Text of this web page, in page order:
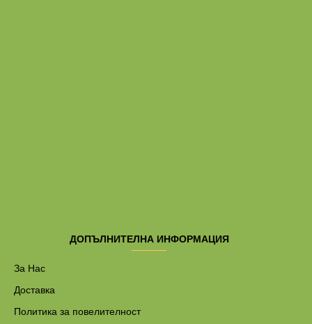
ДОПЪЛНИТЕЛНА ИНФОРМАЦИЯ
За Нас
Доставка
Политика за повелителност